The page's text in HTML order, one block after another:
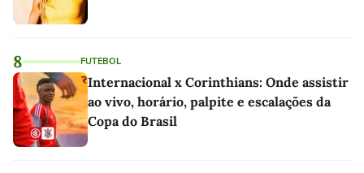
8 FUTEBOL
Internacional x Corinthians: Onde assistir
ao vivo, horário, palpite e escalações da
Copa do Brasil